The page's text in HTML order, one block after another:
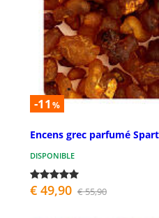
-11 %
Encens grec parfumé
DISPONIBLE
€ 49,90 € 55,90